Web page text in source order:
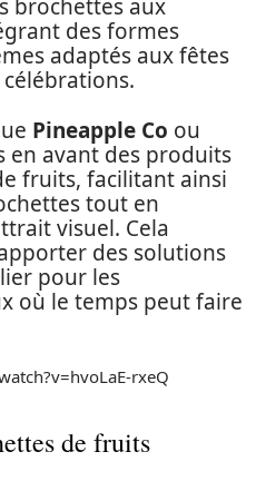
brochettes aux
des formes
adaptés aux fêtes
célébrations.
Pineapple Co ou
en avant des produits
fruits, facilitant ainsi
tout en
visuel. Cela
des solutions
pour les
où le temps peut faire
rxeQ
de fruits